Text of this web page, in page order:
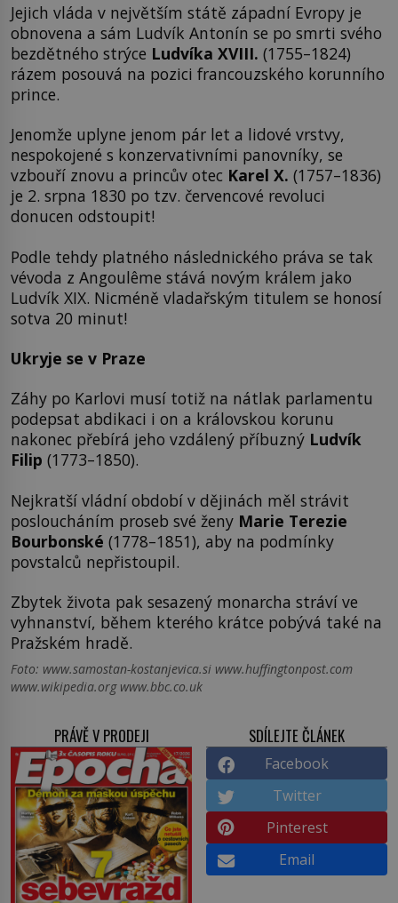
Jejich vláda v největším státě západní Evropy je
obnovena a sám Ludvík Antonín se po smrti svého
bezdětného strýce Ludvíka XVIII. (1755–1824)
rázem posouvá na pozici francouzského korunního
prince.
Jenomže uplyne jenom pár let a lidové vrstvy,
nespokojené s konzervativními panovníky, se
vzbouří znovu a princův otec Karel X. (1757–1836)
je 2. srpna 1830 po tzv. červencové revoluci
donucen odstoupit!
Podle tehdy platného následnického práva se tak
vévoda z Angoulême stává novým králem jako
Ludvík XIX. Nicméně vladařským titulem se honosí
sotva 20 minut!
Ukryje se v Praze
Záhy po Karlovi musí totiž na nátlak parlamentu
podepsat abdikaci i on a královskou korunu
nakonec přebírá jeho vzdálený příbuzný Ludvík
Filip (1773–1850).
Nejkratší vládní období v dějinách měl strávit
posloucháním proseb své ženy Marie Terezie
Bourbonské (1778–1851), aby na podmínky
povstalců nepřistoupil.
Zbytek života pak sesazený monarcha stráví ve
vyhnanství, během kterého krátce pobývá také na
Pražském hradě.
Foto: www.samostan-kostanjevica.si www.huffingtonpost.com
www.wikipedia.org www.bbc.co.uk
PRÁVĚ V PRODEJI SDÍLEJTE ČLÁNEK
Facebook
Twitter
Pinterest
Email